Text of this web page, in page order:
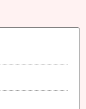
けでなく相
けておりま
さい。